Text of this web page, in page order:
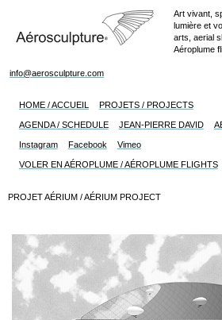
Art vivant,
lumière et
arts, aerial
Aéroplume
info@aerosculpture.com
HOME / ACCUEIL PROJETS / PROJECTS
AGENDA / SCHEDULE JEAN-PIERRE DAVID
Instagram Facebook Vimeo
VOLER EN AÉROPLUME / AÉROPLUME FLIGHTS
PROJET AÉRIUM / AÉRIUM PROJECT